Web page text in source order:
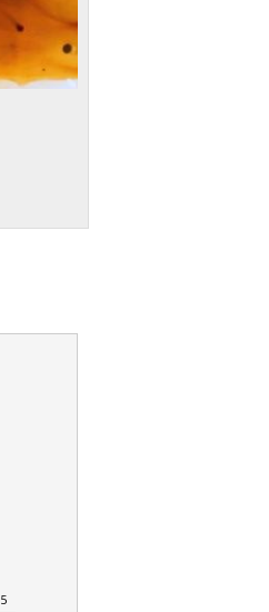
5